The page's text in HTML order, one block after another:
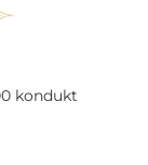
kondukt